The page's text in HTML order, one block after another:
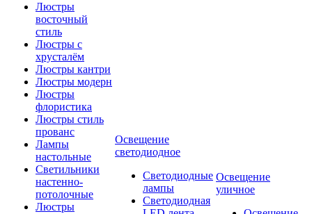
Люстры
восточный
стиль
Люстры с
хрусталём
Люстры кантри
Люстры модерн
Люстры
флористика
Люстры стиль
прованс
Лампы
настольные
Светильники
настенно-
потолочные
Люстры
Освещение
светодиодное
Светодиодные
лампы
Светодиодная
Освещение
уличное